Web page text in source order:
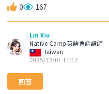
0 167
Lin Xiu
Native Camp英語會話講師
Taiwan
2025/12/01 11:12
回答